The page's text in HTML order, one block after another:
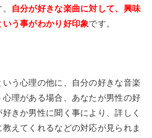
自分が好きな楽曲に対して、興味
う事がわかり好印象です。
う心理の他に、自分の好きな音楽
理がある場合、あなたが男性の好
きか男性に聞く事により、詳しく
えてくれるなどの対応が見られま